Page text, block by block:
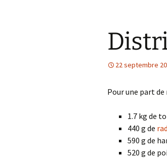
22 septembre
Pour une part
1.7 kg de
440 g de
590 g de
520 g de